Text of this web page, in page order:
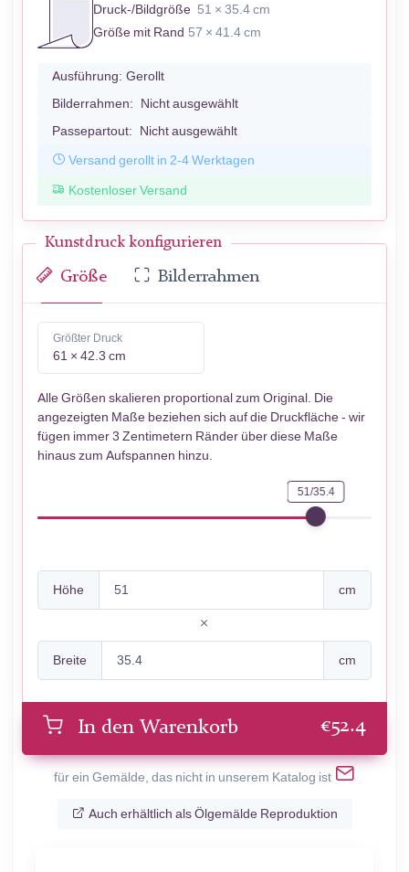
Druck-/Bildgröße 51 × 35.4 cm
Größe mit Rand 57 × 41.4 cm
Ausführung: Gerollt
Bilderrahmen: Nicht ausgewählt
Passepartout: Nicht ausgewählt
Versand gerollt in 2-4 Werktagen
Kostenloser Versand
Kunstdruck konfigurieren
Größe Bilderrahmen
Größter Druck
61 × 42.3 cm
Alle Größen skalieren proportional zum Original. Die
angezeigten Maße beziehen sich auf die Druckfläche - wir
fügen immer 3 Zentimetern Ränder über diese Maße
hinaus zum Aufspannen hinzu.
51/35.4
Höhe cm
Breite cm
In den Warenkorb €52.4
für ein Gemälde, das nicht in unserem Katalog ist
Auch erhältlich als Ölgemälde Reproduktion